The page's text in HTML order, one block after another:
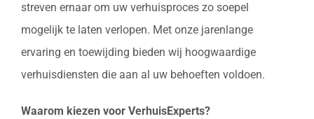
streven ernaar om uw verhuisproces zo soepel
mogelijk te laten verlopen. Met onze jarenlange
ervaring en toewijding bieden wij hoogwaardige
verhuisdiensten die aan al uw behoeften voldoen.
Waarom kiezen voor VerhuisExperts?